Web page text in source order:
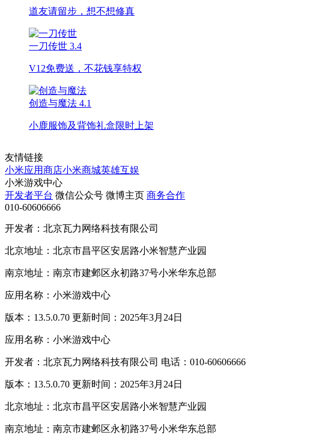
道友请留步，想不想修真
一刀传世 3.4
V12免费送，不花钱享特权
创造与魔法 4.1
小鹿服饰及背饰礼盒限时上架
友情链接
小米应用商店小米商城英雄互娱
小米游戏中心
开发者平台 微信公众号 微博主页 商务合作
010-60606666
开发者：北京瓦力网络科技有限公司
北京地址：北京市昌平区安居路小米智慧产业园
南京地址：南京市建邺区永初路37号小米华东总部
应用名称：小米游戏中心
版本：13.5.0.70 更新时间：2025年3月24日
应用名称：小米游戏中心
开发者：北京瓦力网络科技有限公司 电话：010-60606666
版本：13.5.0.70 更新时间：2025年3月24日
北京地址：北京市昌平区安居路小米智慧产业园
南京地址：南京市建邺区永初路37号小米华东总部